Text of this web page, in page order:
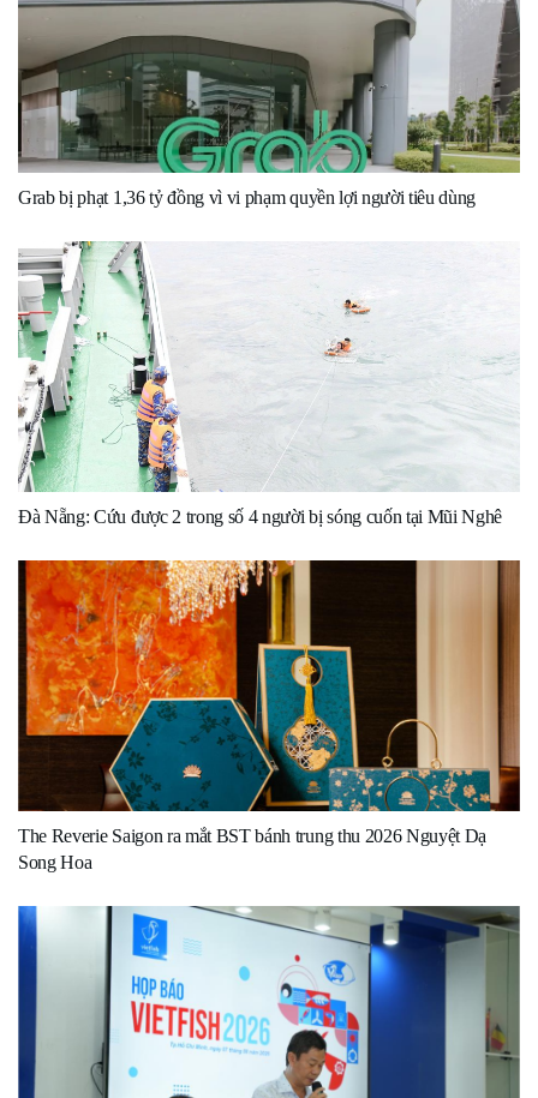
Grab bị phạt 1,36 tỷ đồng vì vi phạm quyền lợi người tiêu dùng
Đà Nẵng: Cứu được 2 trong số 4 người bị sóng cuốn tại Mũi Nghê
The Reverie Saigon ra mắt BST bánh trung thu 2026 Nguyệt Dạ
Song Hoa